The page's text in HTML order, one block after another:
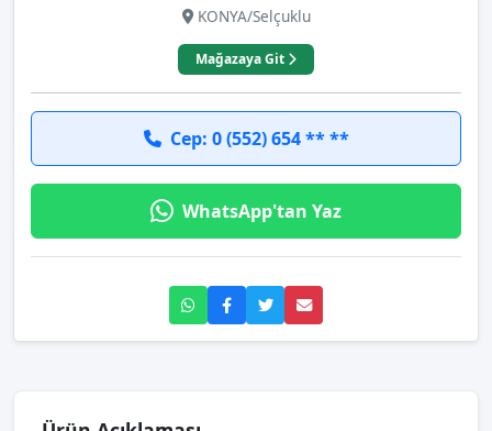
KONYA/Selçuklu
Mağazaya Git
Cep: 0 (552) 654 ** **
WhatsApp'tan Yaz